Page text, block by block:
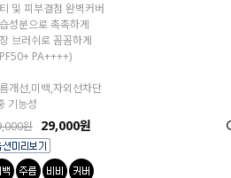
및 피부결점 완벽커버
성분으로 촉촉하게
브러쉬로 꼼꼼하게
PA++++)
개선,미백,자외선차단
기능성
원 29,000원